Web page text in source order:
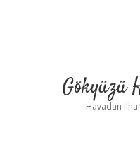
Gökyüzü
Havadan